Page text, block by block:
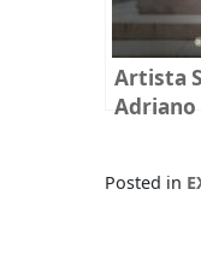
Artista
Adriano
Cultural
Posted in